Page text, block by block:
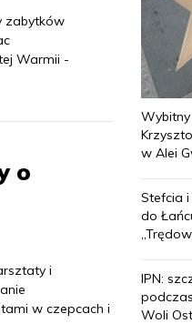
zabytków
Warmii -
o
i
w czepcach i
w Alei
Stefcia
do
IPN:
Woli